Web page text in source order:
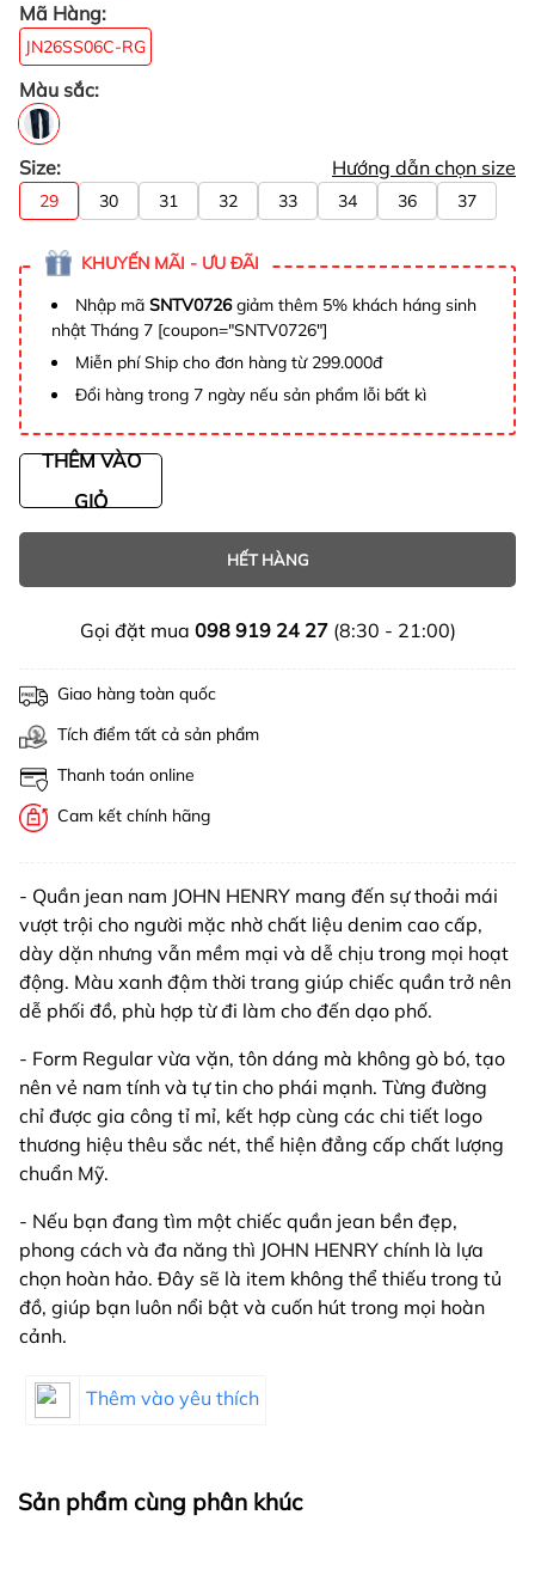
Mã Hàng:
JN26SS06C-RG
Màu sắc:
Size: Hướng dẫn chọn size
29 30 31 32 33 34 36 37
KHUYẾN MÃI - ƯU ĐÃI
Nhập mã SNTV0726giảm thêm 5% khách háng sinh
nhật Tháng 7 [coupon="SNTV0726"]
Miễn phí Ship cho đơn hàng từ 299.000đ
Đổi hàng trong 7 ngày nếu sản phẩm lỗi bất kì
THÊM VÀO
GIỎ
HẾT HÀNG
Gọi đặt mua 098 919 24 27(8:30 - 21:00)
Giao hàng toàn quốc
Tích điểm tất cả sản phẩm
Thanh toán online
Cam kết chính hãng
- Quần jean nam JOHN HENRY mang đến sự thoải mái
vượt trội cho người mặc nhờ chất liệu denim cao cấp,
dày dặn nhưng vẫn mềm mại và dễ chịu trong mọi hoạt
động. Màu xanh đậm thời trang giúp chiếc quần trở nên
dễ phối đồ, phù hợp từ đi làm cho đến dạo phố.
- Form Regular vừa vặn, tôn dáng mà không gò bó, tạo
nên vẻ nam tính và tự tin cho phái mạnh. Từng đường
chỉ được gia công tỉ mỉ, kết hợp cùng các chi tiết logo
thương hiệu thêu sắc nét, thể hiện đẳng cấp chất lượng
chuẩn Mỹ.
- Nếu bạn đang tìm một chiếc quần jean bền đẹp,
phong cách và đa năng thì JOHN HENRY chính là lựa
chọn hoàn hảo. Đây sẽ là item không thể thiếu trong tủ
đồ, giúp bạn luôn nổi bật và cuốn hút trong mọi hoàn
cảnh.
Thêm vào yêu thích
Sản phẩm cùng phân khúc